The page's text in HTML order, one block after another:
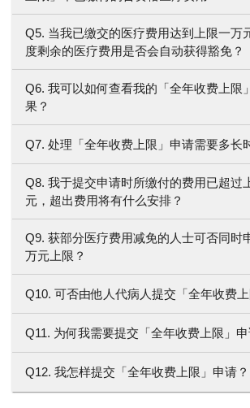
Q5. 当我已缴交的医疗费用达到上限一万
度剩余的医疗费用是否会自动获得豁免？
Q6. 我可以如何查看我的「全年收费上限
果？
Q7. 处理「全年收费上限」申请需要多长
Q8. 我于提交申请时所缴付的费用已超过
元，超出费用将有什么安排？
Q9. 获部分医疗费用减免的人士可否同时
万元上限？
Q10. 可否由他人代病人提交「全年收费
Q11. 为何我需要提交「全年收费上限」申
Q12. 我怎样提交「全年收费上限」申请？